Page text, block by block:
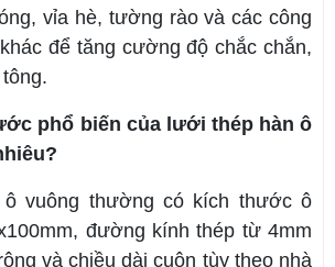
vỉa hè, tường rào và các công
để tăng cường độ chắc chắn,
phổ biến của lưới thép hàn ô
vuông thường có kích thước ô
đường kính thép từ 4mm
và chiều dài cuộn tùy theo nhà